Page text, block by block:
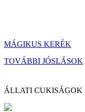
MÁGIKUS KERÉK
TOVÁBBI JÓSLÁSOK
ÁLLATI CUKISÁGOK